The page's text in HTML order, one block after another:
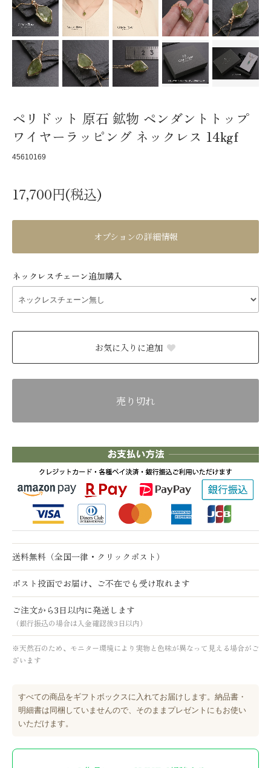
ペリドット 原石 鉱物 ペンダントトップ
ワイヤーラッピング ネックレス 14kgf
45610169
17,700円(税込)
オプションの詳細情報
ネックレスチェーン追加購入
お気に入りに追加
売り切れ
送料無料（全国一律・クリックポスト）
ポスト投函でお届け、ご不在でも受け取れます
ご注文から3日以内に発送します
（銀行振込の場合は入金確認後3日以内）
※天然石のため、モニター環境により実物と色味が異なって見える場合がご
ざいます
すべての商品をギフトボックスに入れてお届けします。納品書・
明細書は同梱していませんので、そのままプレゼントにもお使い
いただけます。